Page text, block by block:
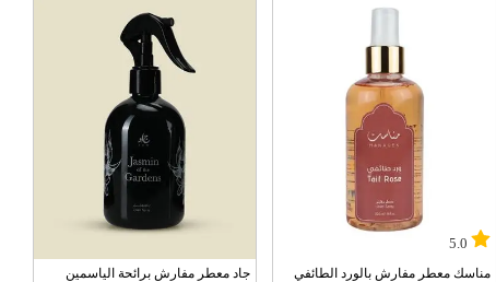
5.0
مناسك معطر مفارش بالورد الطائفي جاد معطر مفارش برائحة الياسمين